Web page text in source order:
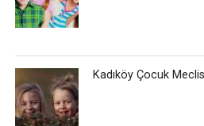
Kadıköy Çocuk